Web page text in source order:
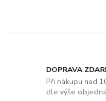
DOPRAVA
Při nákupu nad
dle výše